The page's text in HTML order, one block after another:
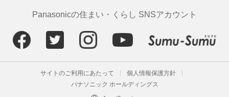
Panasonicの住まい・くらし SNSアカウント
サイトのご利用にあたって
個人情報保護方針
パナソニック ホールディングス